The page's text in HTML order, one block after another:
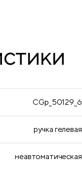
CGp_50129_6
ручка гелевая
неавтоматическая